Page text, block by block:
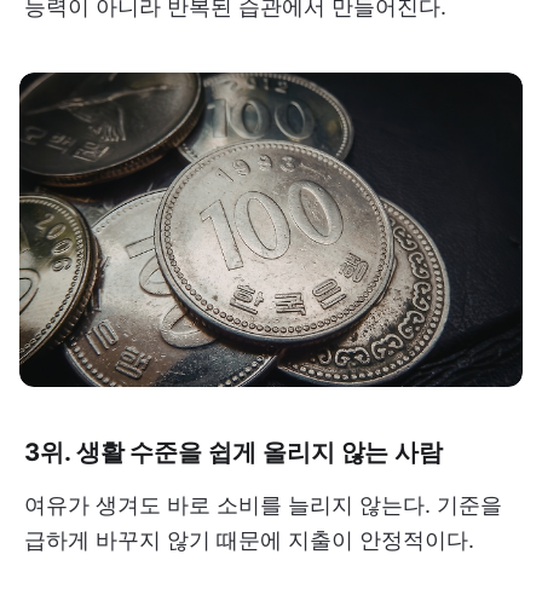
능력이 아니라 반복된 습관에서 만들어진다.
3위. 생활 수준을 쉽게 올리지 않는 사람
여유가 생겨도 바로 소비를 늘리지 않는다. 기준을
급하게 바꾸지 않기 때문에 지출이 안정적이다.